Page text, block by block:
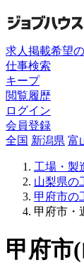
求人掲載希望
仕事検索
キープ
閲覧履歴
ログイン
会員登録
全国 新潟県 富
工場・製
山梨県の
甲府市の
甲府市・
甲府市